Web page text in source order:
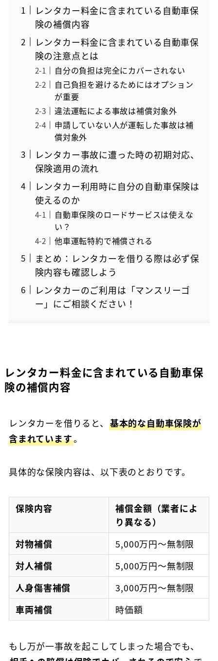
レンタカー料金に含まれている自動車保
険の補償内容
レンタカー料金に含まれている自動車保
険の注意点とは
自分の負担は完全にカバーされない
自己負担を避けるためにはオプション
が重要
違法運転による事故は補償対象外
申請していない人が運転した事故は補
償対象外
レンタカー事故に遭った時の初期対応、
保険適用の流れ
レンタカー利用時に自分の自動車保険は
使えるのか
自動車保険のロードサービスは使えな
い？
他車運転特約で補償される
まとめ：レンタカーを借りる際は必ず保
険内容も確認しよう
レンタカーのご利用は「マンスリーゴ
ー」にご相談ください！
レンタカー料金に含まれている自動車保
険の補償内容
レンタカーを借りると、 基本的な自動車保険が
含まれています。
具体的な保険内容は、以下表のとおりです。
保険内容
補償金額（業者によ
り異なる）
対物補償
5,000万円～無制限
対人補償
5,000万円～無制限
人身傷害補償
3,000万円～無制限
車両補償
時価額
もし万が一事故を起こしてしまった場合でも、